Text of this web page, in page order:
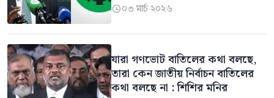
০৩ মার্চ ২০২৬
যারা গণভোট বাতিলের কথা বলছে,
তারা কেন জাতীয় নির্বাচন বাতিলের
কথা বলছে না : শিশির মনির